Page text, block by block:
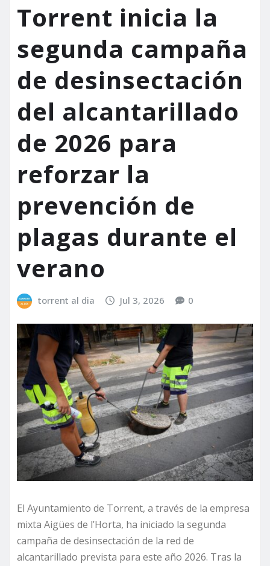
Torrent inicia la
segunda campaña
de desinsectación
del alcantarillado
de 2026 para
reforzar la
prevención de
plagas durante el
verano
torrent al dia Jul 3, 2026 0
El Ayuntamiento de Torrent, a través de la empresa
mixta Aigües de l’Horta, ha iniciado la segunda
campaña de desinsectación de la red de
alcantarillado prevista para este año 2026. Tras la